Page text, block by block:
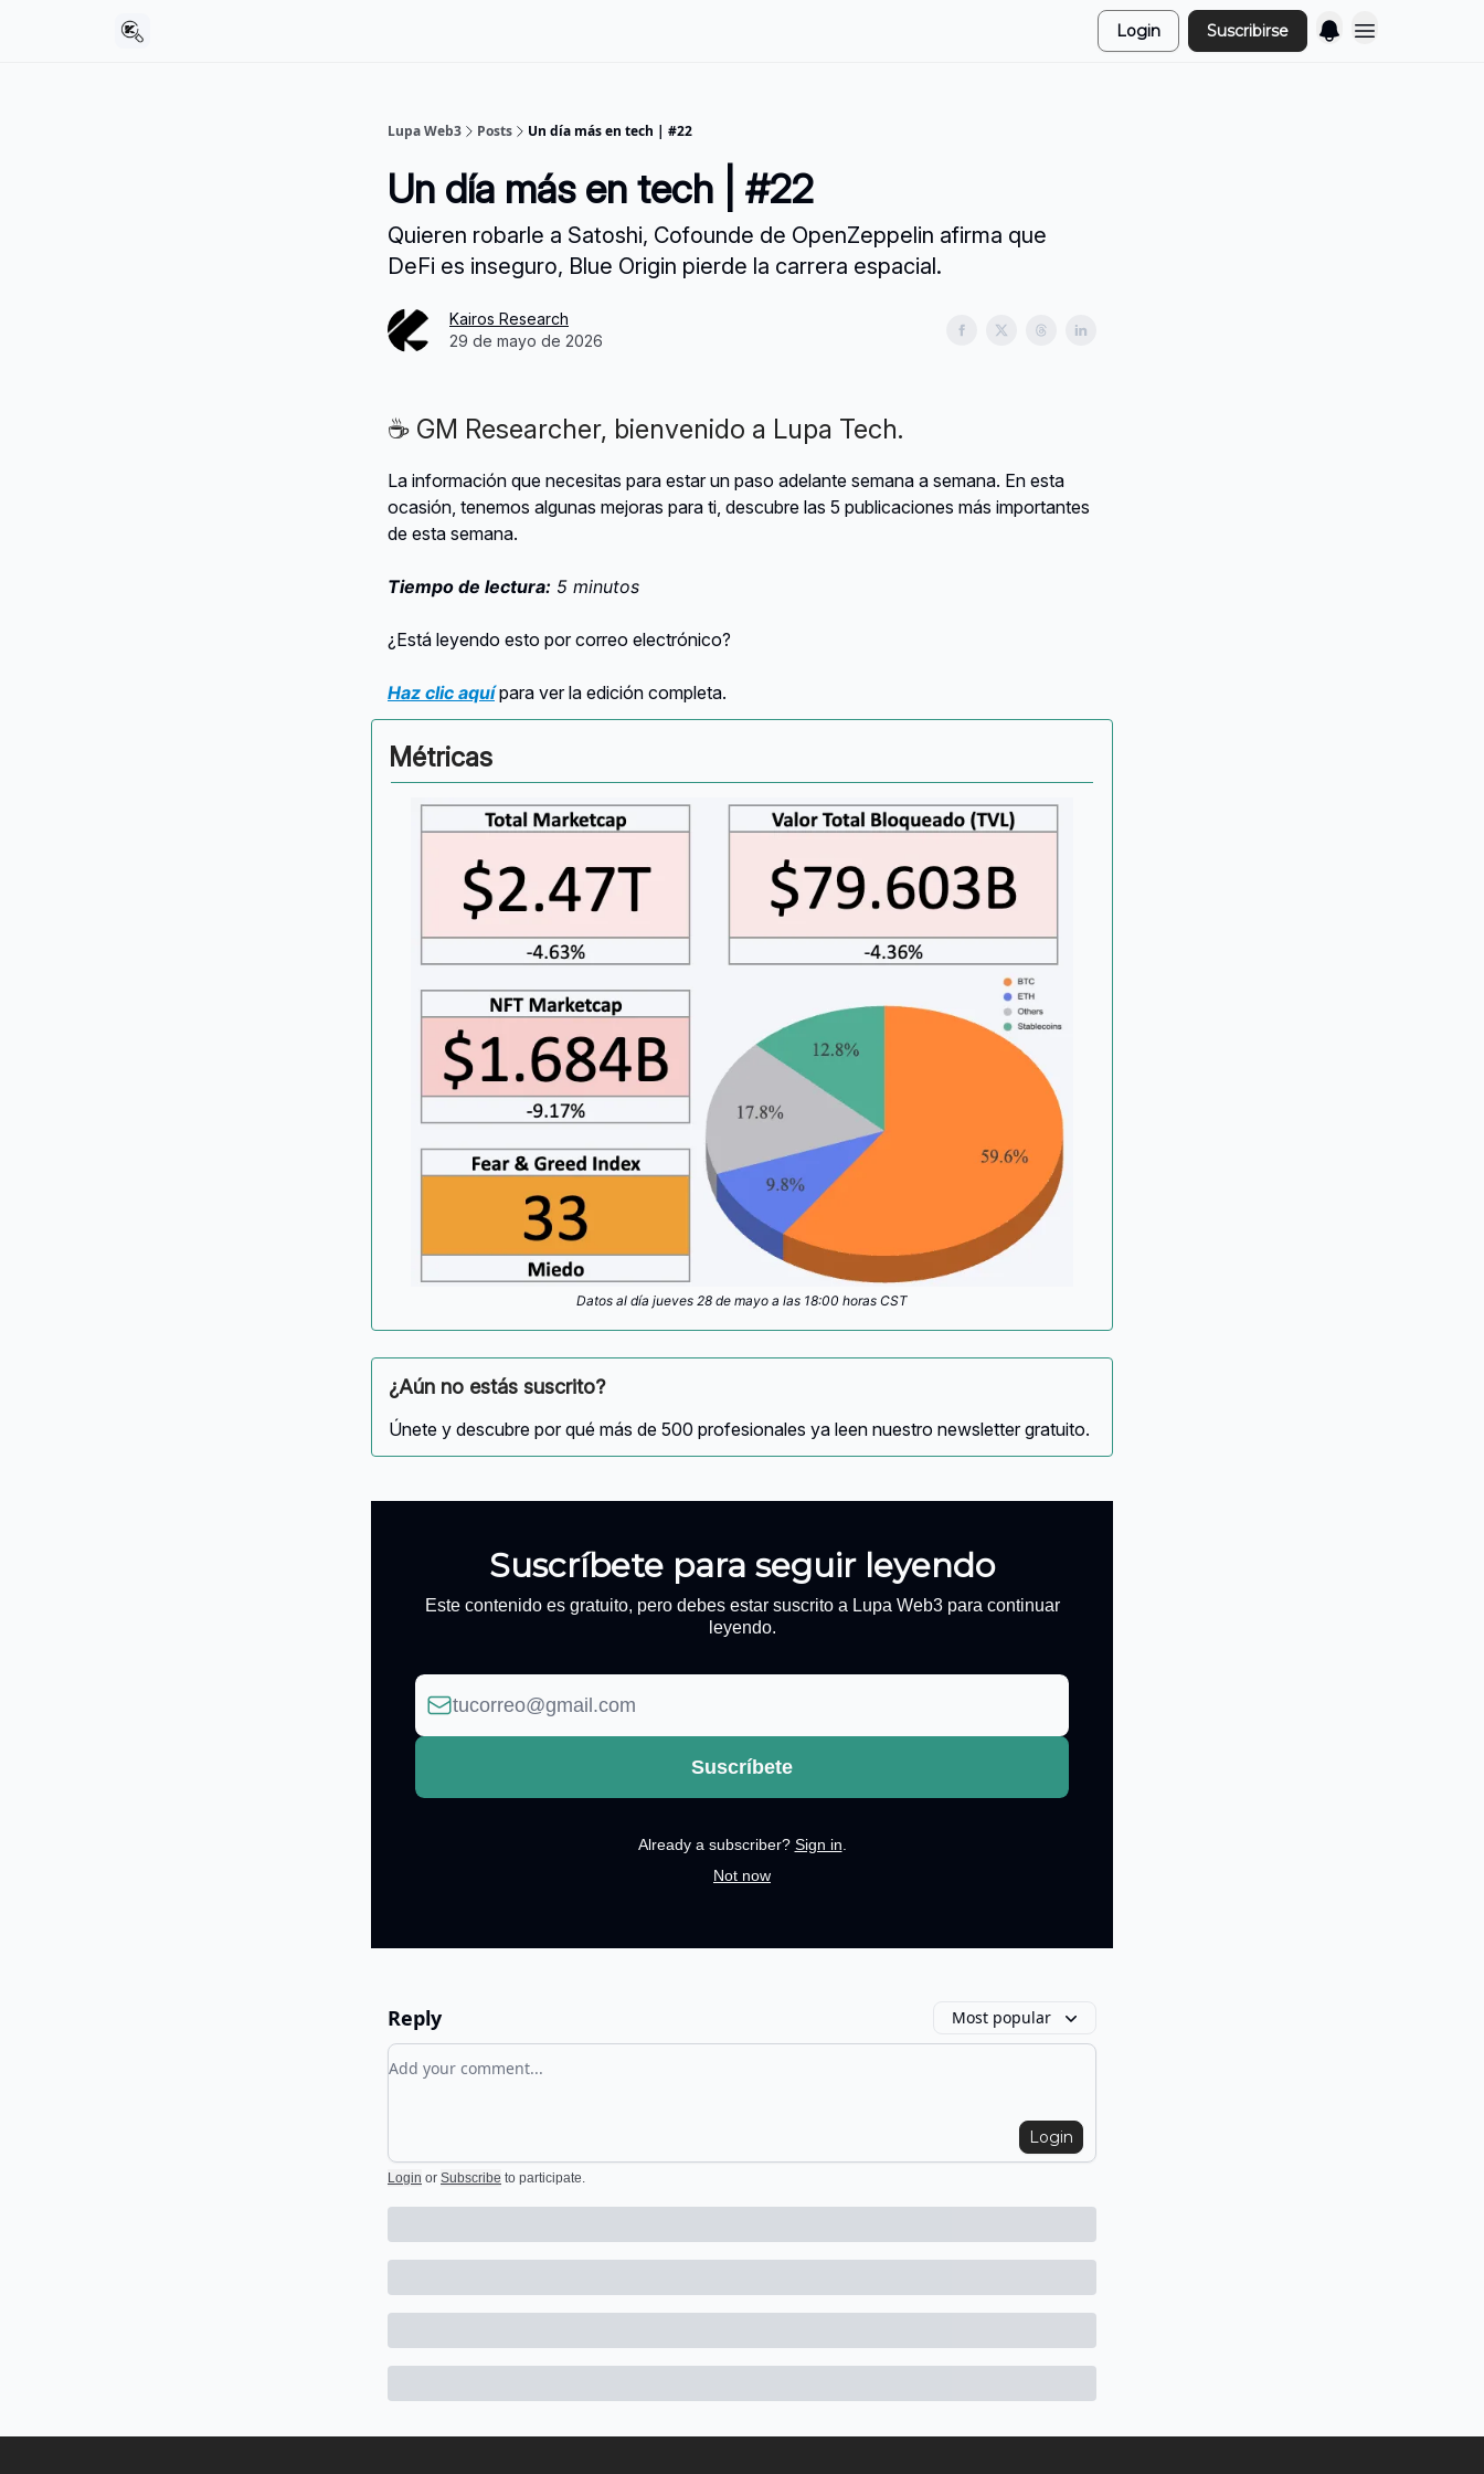
Login Suscribirse
Lupa Web3 Posts Un día más en tech | #22
Un día más en tech | #22
Quieren robarle a Satoshi, Cofounde de OpenZeppelin afirma que
DeFi es inseguro, Blue Origin pierde la carrera espacial.
Kairos Research
29 de mayo de 2026
☕ GM Researcher, bienvenido a Lupa Tech.
La información que necesitas para estar un paso adelante semana a semana. En esta
ocasión, tenemos algunas mejoras para ti, descubre las 5 publicaciones más importantes
de esta semana.
Tiempo de lectura: 5 minutos
¿Está leyendo esto por correo electrónico?
Haz clic aquípara ver la edición completa.
Métricas
Datos al día jueves 28 de mayo a las 18:00 horas CST
¿Aún no estás suscrito?
Únete y descubre por qué más de 500 profesionales ya leen nuestro newsletter gratuito.
Suscríbete para seguir leyendo
Este contenido es gratuito, pero debes estar suscrito a Lupa Web3 para continuar
leyendo.
Already a subscriber? Sign in.
Not now
Reply Most popular
Add your comment
Login
Login or Subscribe to participate.